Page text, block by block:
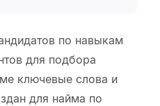
по навыкам
для подбора
ключевые слова и
для найма по